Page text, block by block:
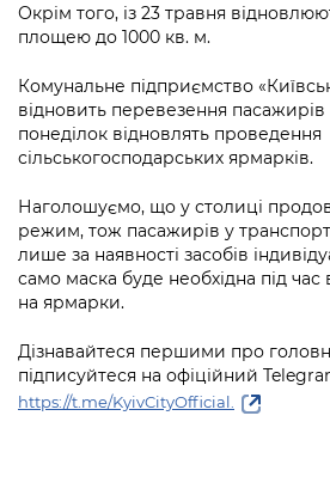
Окрім того, із 23 травня
площею до 1000 кв. м.
Комунальне підприємство
відновить перевезення пасажирів
понеділок відновлять проведення
сільськогосподарських ярмарків.
Наголошуємо, що у столиці
режим, тож пасажирів у
лише за наявності засобів
само маска буде необхідна під час
на ярмарки.
Дізнавайтеся першими про
підписуйтеся на офіційний
https://t.me/KyivCityOfficial.